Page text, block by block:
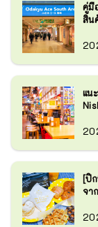
คู่มื
สิน
แน
[ปิ
จา